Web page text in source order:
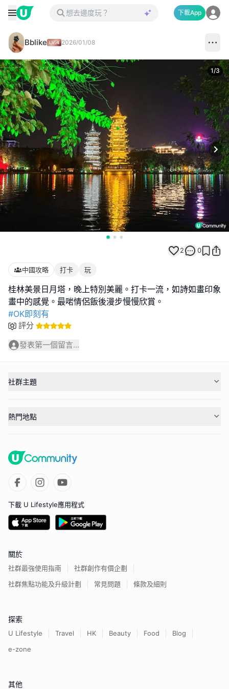
下載App
Bblike 2026/01/08
1/3
2 0
中國攻略 打卡 玩
桂林美景日月塔，晚上特別美麗。打卡一流，如詩如畫印象
#OK即刻有
評分
發表第一個留言...
社群主題
熱門地點
下載 U Lifestyle應用程式
關於
社群最強使用指南
社群創作有價企劃
社群焦點功能及升級計劃
常見問題 條款及細則
探索
U Lifestyle Travel HK Beauty Food
Blog
e-zone
其他